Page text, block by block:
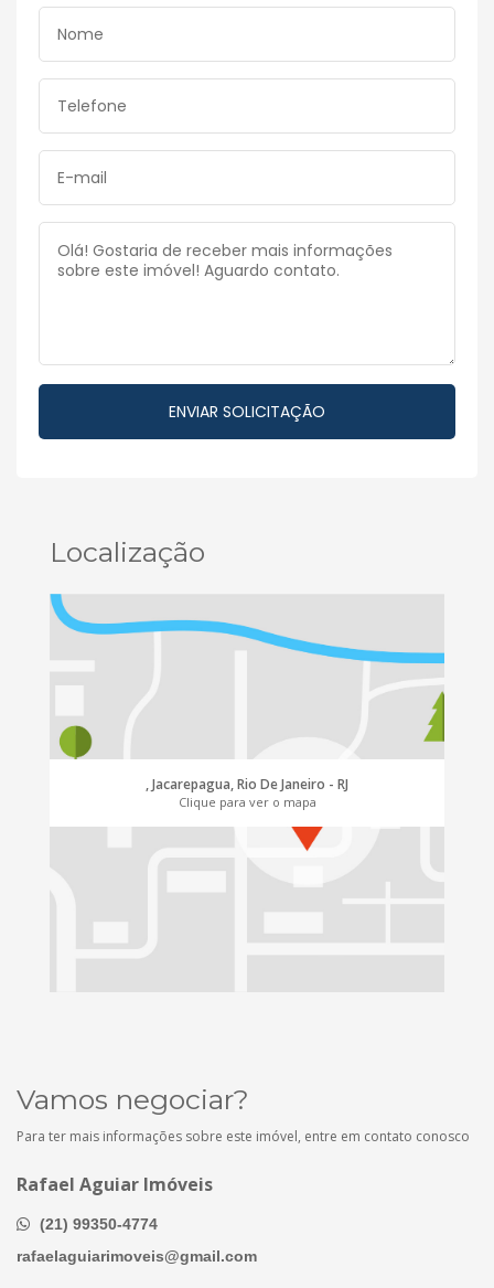
Localização
, Jacarepagua, Rio De Janeiro - RJ
Clique para ver o mapa
Vamos negociar?
Para ter mais informações sobre este imóvel, entre em contato conosco
Rafael Aguiar Imóveis
(21) 99350-4774
rafaelaguiarimoveis@gmail.com